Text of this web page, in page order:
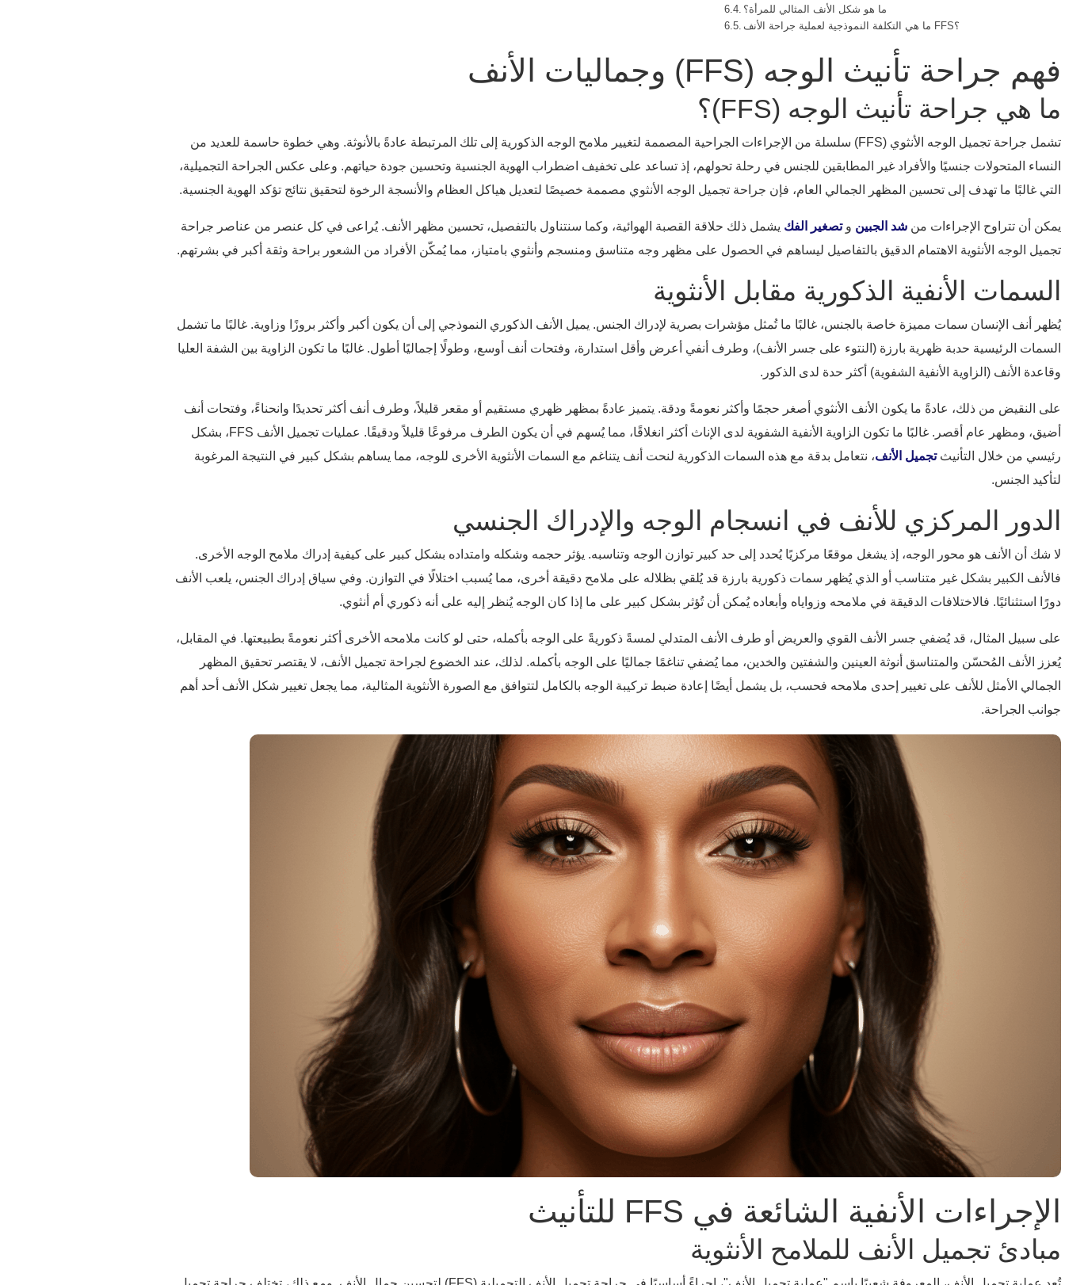
ما هو شكل الأنف المثالي للمرأة؟
ما هي التكلفة النموذجية لعملية جراحة الأنف FFS؟
فهم جراحة تأنيث الوجه (FFS) وجماليات الأنف
ما هي جراحة تأنيث الوجه (FFS)؟
تشمل جراحة تجميل الوجه الأنثوي (FFS) سلسلة من الإجراءات الجراحية المصممة لتغيير ملامح الوجه الذكورية إلى تلك المرتبطة عادةً بالأنوثة. وهي خطوة حاسمة للعديد من
النساء المتحولات جنسيًا والأفراد غير المطابقين للجنس في رحلة تحولهم، إذ تساعد على تخفيف اضطراب الهوية الجنسية وتحسين جودة حياتهم. وعلى عكس الجراحة التجميلية،
التي غالبًا ما تهدف إلى تحسين المظهر الجمالي العام، فإن جراحة تجميل الوجه الأنثوي مصممة خصيصًا لتعديل هياكل العظام والأنسجة الرخوة لتحقيق نتائج تؤكد الهوية الجنسية.
يمكن أن تتراوح الإجراءات من شد الجبين وتصغير الفك يشمل ذلك حلاقة القصبة الهوائية، وكما سنتناول بالتفصيل، تحسين مظهر الأنف. يُراعى في كل عنصر من عناصر جراحة
تجميل الوجه الأنثوية الاهتمام الدقيق بالتفاصيل ليساهم في الحصول على مظهر وجه متناسق ومنسجم وأنثوي بامتياز، مما يُمكّن الأفراد من الشعور براحة وثقة أكبر في بشرتهم.
السمات الأنفية الذكورية مقابل الأنثوية
يُظهر أنف الإنسان سمات مميزة خاصة بالجنس، غالبًا ما تُمثل مؤشرات بصرية لإدراك الجنس. يميل الأنف الذكوري النموذجي إلى أن يكون أكبر وأكثر بروزًا وزاوية. غالبًا ما تشمل
السمات الرئيسية حدبة ظهرية بارزة (النتوء على جسر الأنف)، وطرف أنفي أعرض وأقل استدارة، وفتحات أنف أوسع، وطولًا إجماليًا أطول. غالبًا ما تكون الزاوية بين الشفة العليا
وقاعدة الأنف (الزاوية الأنفية الشفوية) أكثر حدة لدى الذكور.
على النقيض من ذلك، عادةً ما يكون الأنف الأنثوي أصغر حجمًا وأكثر نعومةً ودقة. يتميز عادةً بمظهر ظهري مستقيم أو مقعر قليلاً، وطرف أنف أكثر تحديدًا وانحناءً، وفتحات أنف
أضيق، ومظهر عام أقصر. غالبًا ما تكون الزاوية الأنفية الشفوية لدى الإناث أكثر انغلاقًا، مما يُسهم في أن يكون الطرف مرفوعًا قليلاً ودقيقًا. عمليات تجميل الأنف FFS، بشكل
رئيسي من خلال التأنيثتجميل الأنف، نتعامل بدقة مع هذه السمات الذكورية لنحت أنف يتناغم مع السمات الأنثوية الأخرى للوجه، مما يساهم بشكل كبير في النتيجة المرغوبة
لتأكيد الجنس.
الدور المركزي للأنف في انسجام الوجه والإدراك الجنسي
لا شك أن الأنف هو محور الوجه، إذ يشغل موقعًا مركزيًا يُحدد إلى حد كبير توازن الوجه وتناسبه. يؤثر حجمه وشكله وامتداده بشكل كبير على كيفية إدراك ملامح الوجه الأخرى.
فالأنف الكبير بشكل غير متناسب أو الذي يُظهر سمات ذكورية بارزة قد يُلقي بظلاله على ملامح دقيقة أخرى، مما يُسبب اختلالًا في التوازن. وفي سياق إدراك الجنس، يلعب الأنف
دورًا استثنائيًا. فالاختلافات الدقيقة في ملامحه وزواياه وأبعاده يُمكن أن تُؤثر بشكل كبير على ما إذا كان الوجه يُنظر إليه على أنه ذكوري أم أنثوي.
على سبيل المثال، قد يُضفي جسر الأنف القوي والعريض أو طرف الأنف المتدلي لمسةً ذكوريةً على الوجه بأكمله، حتى لو كانت ملامحه الأخرى أكثر نعومةً بطبيعتها. في المقابل،
يُعزز الأنف المُحسّن والمتناسق أنوثة العينين والشفتين والخدين، مما يُضفي تناغمًا جماليًا على الوجه بأكمله. لذلك، عند الخضوع لجراحة تجميل الأنف، لا يقتصر تحقيق المظهر
الجمالي الأمثل للأنف على تغيير إحدى ملامحه فحسب، بل يشمل أيضًا إعادة ضبط تركيبة الوجه بالكامل لتتوافق مع الصورة الأنثوية المثالية، مما يجعل تغيير شكل الأنف أحد أهم
جوانب الجراحة.
الإجراءات الأنفية الشائعة في FFS للتأنيث
مبادئ تجميل الأنف للملامح الأنثوية